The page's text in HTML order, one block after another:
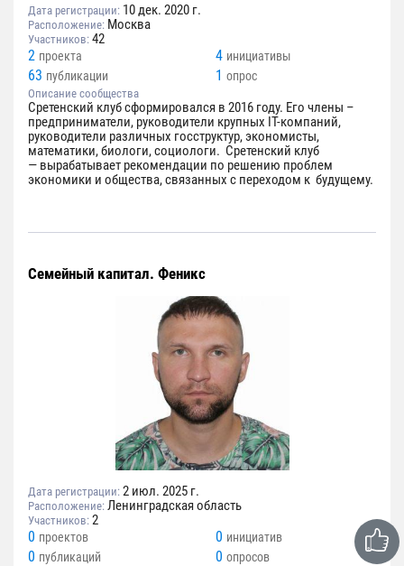
Дата регистрации: 10 дек. 2020 г.
Расположение: Москва
Участников: 42
2 проекта 4 инициативы
63 публикации 1 опрос
Описание сообщества
Сретенский клуб сформировался в 2016 году. Его члены –
предприниматели, руководители крупных IT-компаний,
руководители различных госструктур, экономисты,
математики, биологи, социологи. Сретенский клуб
— вырабатывает рекомендации по решению проблем
экономики и общества, связанных с переходом к будущему.
Семейный капитал. Феникс
Дата регистрации: 2 июл. 2025 г.
Расположение: Ленинградская область
Участников: 2
0 проектов 0 инициатив
0 публикаций 0 опросов